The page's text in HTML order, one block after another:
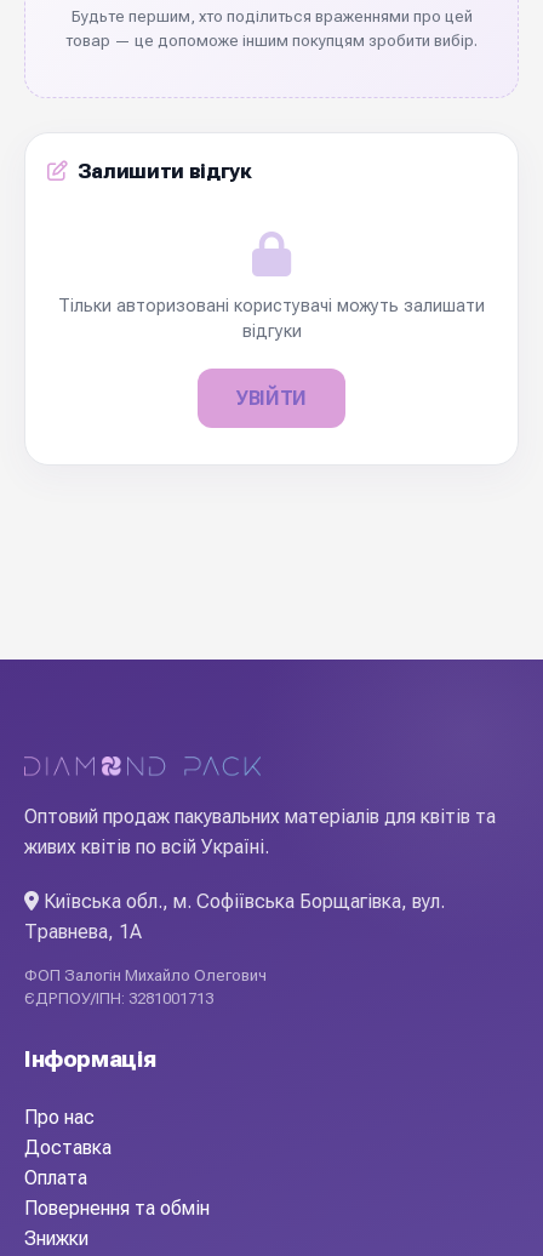
Будьте першим, хто поділиться враженнями про цей
товар — це допоможе іншим покупцям зробити вибір.
Залишити відгук
Тільки авторизовані користувачі можуть залишати
відгуки
УВІЙТИ
Оптовий продаж пакувальних матеріалів для квітів та
живих квітів по всій Україні.
Київська обл., м. Софіївська Борщагівка, вул.
Травнева, 1А
ФОП Залогін Михайло Олегович
ЄДРПОУ/ІПН: 3281001713
Інформація
Про нас
Доставка
Оплата
Повернення та обмін
Знижки